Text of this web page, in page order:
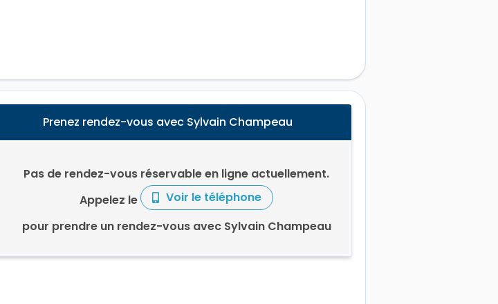
Prenez rendez-vous avec Sylvain Champeau
Pas de rendez-vous réservable en ligne actuellement.
Appelez le
Voir le téléphone
pour prendre un rendez-vous avec Sylvain Champeau